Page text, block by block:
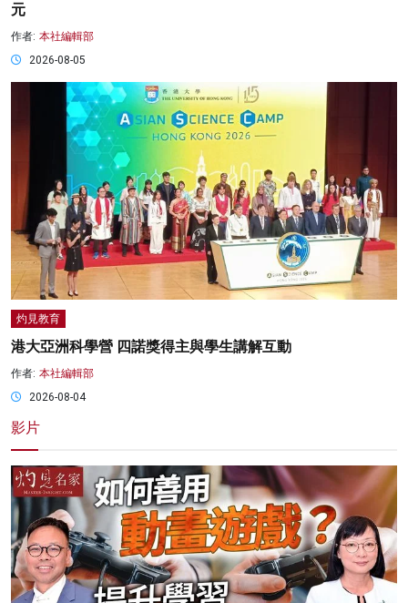
元
作者: 本社編輯部
2026-08-05
灼見教育
港大亞洲科學營 四諾獎得主與學生講解互動
作者: 本社編輯部
2026-08-04
影片